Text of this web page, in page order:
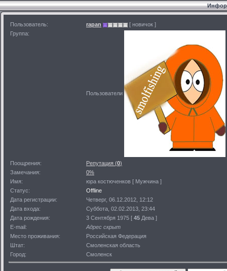
Пользователь: rapan
[ новичок ]
Группа:
Пользователи
Поощрения: Репутация (0)
Замечания:
0%
Имя:
юра костюченков [ Мужчина ]
Статус:
Offline
Дата регистрации:
Четверг, 06.12.2012, 12:12
Дата входа:
Суббота, 02.02.2013, 23:44
Дата рождения:
3 Сентября 1975 [ 45 Дева ]
E-mail:
Адрес скрыт
Место проживания:
Российская Федерация
Штат:
Смоленская область
Город:
Смоленск